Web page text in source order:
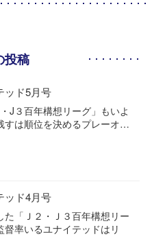
投稿
ド5月号
J３百年構想リーグ」もいよ
すは順位を決めるプレーオ…
ド4月号
た「Ｊ２・Ｊ３百年構想リー
督率いるユナイテッドはリ